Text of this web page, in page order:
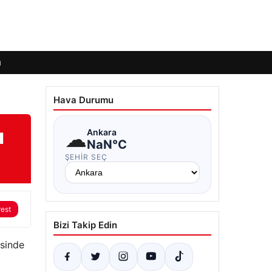
Hava Durumu
☁Ankara
NaN°C
ŞEHIR SEÇ
Bizi Takip Edin